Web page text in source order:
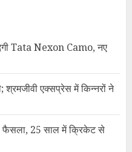
Tata Nexon Camo, नए
श्रमजीवी एक्सप्रेस में किन्नरों ने
फैसला, 25 साल में क्रिकेट से